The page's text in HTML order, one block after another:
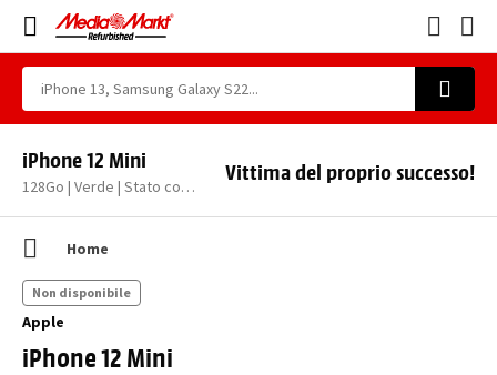
iPhone 12 Mini
128Go | Verde | Stato corretto
Vittima del proprio successo!
Home
Apple
iPhone 12 Mini
Non disponibile